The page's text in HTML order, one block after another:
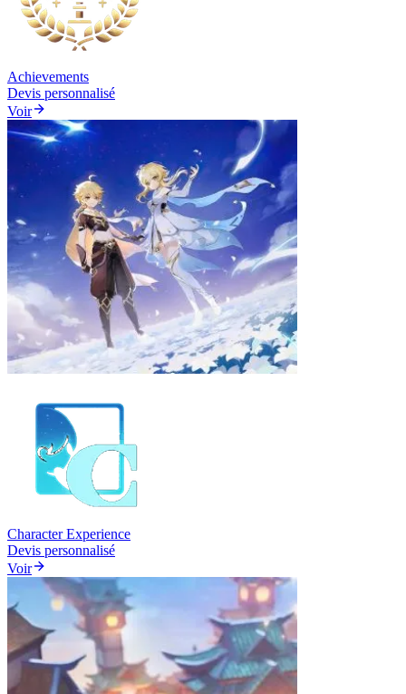
Achievements
Devis personnalisé
Voir
Character Experience
Devis personnalisé
Voir